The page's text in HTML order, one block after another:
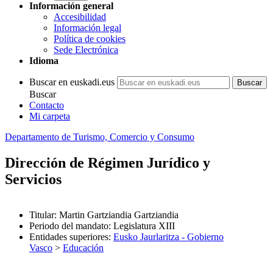
Información general
Accesibilidad
Información legal
Política de cookies
Sede Electrónica
Idioma
Buscar en euskadi.eus
Buscar
Contacto
Mi carpeta
Departamento de Turismo, Comercio y Consumo
Dirección de Régimen Jurídico y
Servicios
Titular: Martin Gartziandia Gartziandia
Periodo del mandato: Legislatura XIII
Entidades superiores: Eusko Jaurlaritza - Gobierno
Vasco > Educación